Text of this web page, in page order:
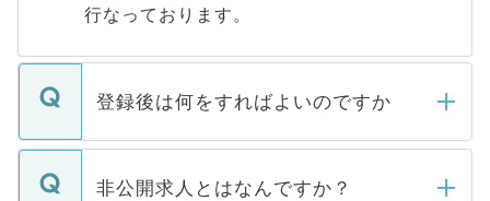
行なっております。
登録後は何をすればよいのですか
ご登録いただきましたら、弊社担当者がご
登録内容を確認し、その後メールもしくは
非公開求人とはなんですか？